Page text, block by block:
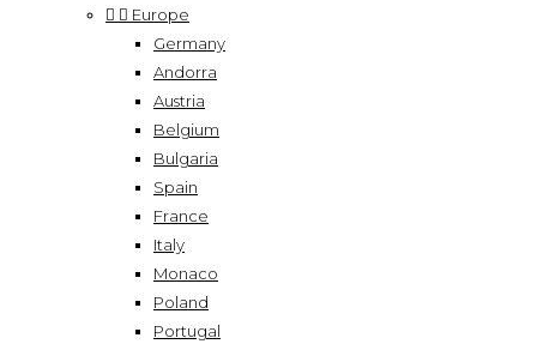
  Europe
Germany
Andorra
Austria
Belgium
Bulgaria
Spain
France
Italy
Monaco
Poland
Portugal